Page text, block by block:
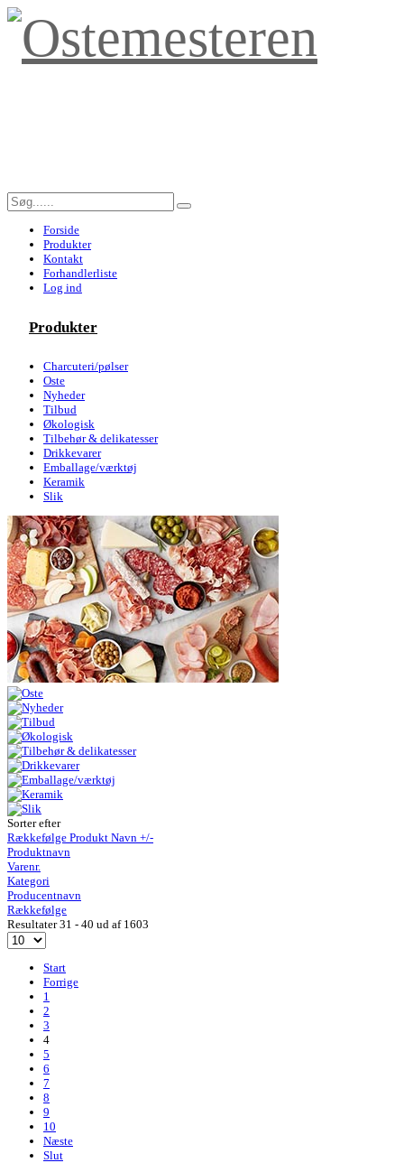
Forside
Produkter
Kontakt
Forhandlerliste
Log ind
Produkter
Charcuteri/pølser
Oste
Nyheder
Tilbud
Økologisk
Tilbehør & delikatesser
Drikkevarer
Emballage/værktøj
Keramik
Slik
Sorter efter
Rækkefølge Produkt Navn +/-
Produktnavn
Varenr.
Kategori
Producentnavn
Rækkefølge
Resultater 31 - 40 ud af 1603
Start
Forrige
1
2
3
4
5
6
7
8
9
10
Næste
Slut